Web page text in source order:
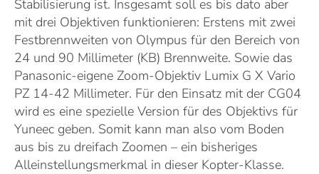
Stabilisierung ist. Insgesamt soll es bis dato aber
mit drei Objektiven funktionieren: Erstens mit zwei
Festbrennweiten von Olympus für den Bereich von
24 und 90 Millimeter (KB) Brennweite. Sowie das
Panasonic-eigene Zoom-Objektiv Lumix G X Vario
PZ 14-42 Millimeter. Für den Einsatz mit der CG04
wird es eine spezielle Version für des Objektivs für
Yuneec geben. Somit kann man also vom Boden
aus bis zu dreifach Zoomen – ein bisheriges
Alleinstellungsmerkmal in dieser Kopter-Klasse.